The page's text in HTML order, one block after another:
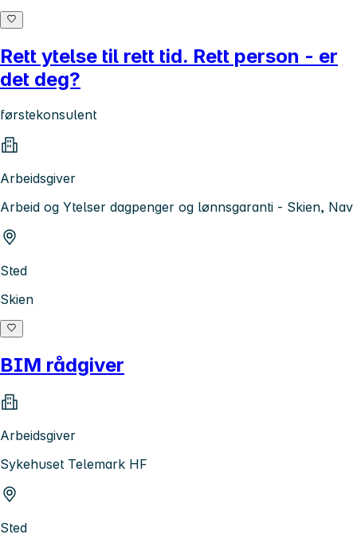
Rett ytelse til rett tid. Rett person - er
det deg?
førstekonsulent
Arbeidsgiver
Arbeid og Ytelser dagpenger og lønnsgaranti - Skien, Nav
Sted
Skien
BIM rådgiver
Arbeidsgiver
Sykehuset Telemark HF
Sted